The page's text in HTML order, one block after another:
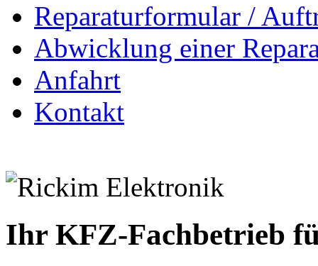
Reparaturformular /
Abwicklung einer
Anfahrt
Kontakt
Ihr KFZ-Fachbetrieb